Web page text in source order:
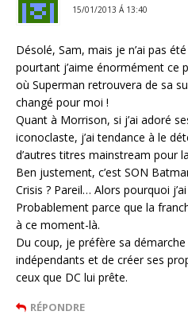
15/01/2013 Á 13:40
Désolé, Sam, mais je n’ai pas
pourtant j’aime énormément ce
où Superman retrouvera de sa
changé pour moi !
Quant à Morrison, si j’ai adoré
iconoclaste, j’ai tendance à le
d’autres titres mainstream pour
Ben justement, c’est SON
Crisis ? Pareil… Alors pourquoi
Probablement parce que la
à ce moment-là.
Du coup, je préfère sa
indépendants et de créer ses
ceux que DC lui prête.
RÉPONDRE